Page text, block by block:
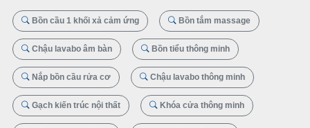
Bồn cầu 1 khối xả cảm ứng Bồn tắm massage
Chậu lavabo âm bàn Bồn tiểu thông minh
Nắp bồn cầu rửa cơ Chậu lavabo thông minh
Gạch kiến trúc nội thất Khóa cửa thông minh